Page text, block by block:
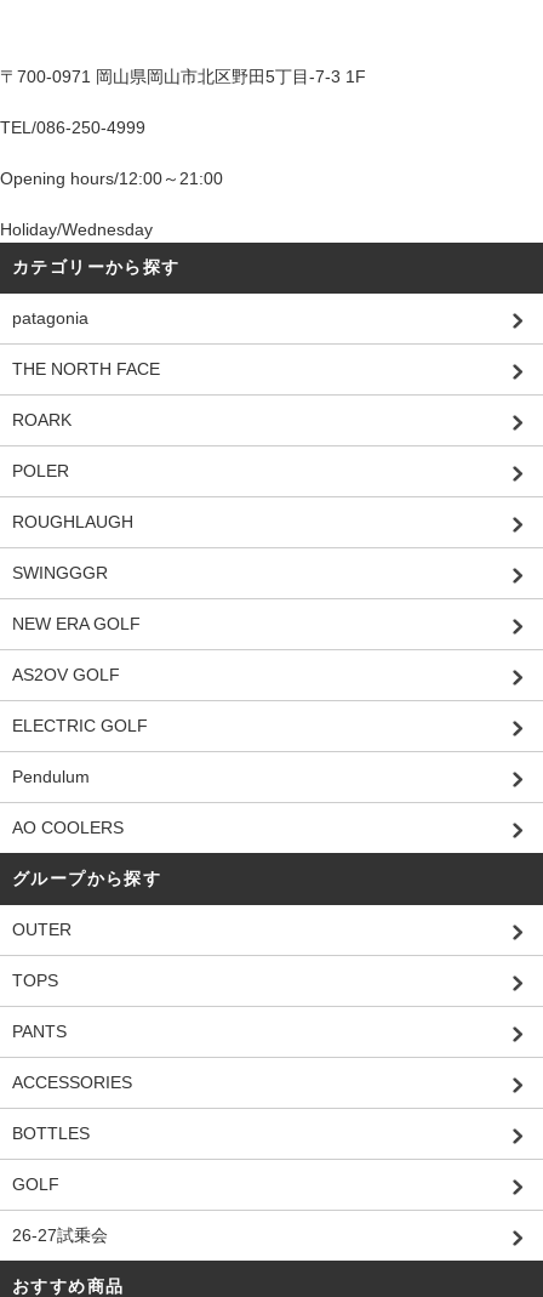
〒700-0971 岡山県岡山市北区野田5丁目-7-3 1F
TEL/086-250-4999
Opening hours/12:00～21:00
Holiday/Wednesday
カテゴリーから探す
patagonia
THE NORTH FACE
ROARK
POLER
ROUGHLAUGH
SWINGGGR
NEW ERA GOLF
AS2OV GOLF
ELECTRIC GOLF
Pendulum
AO COOLERS
グループから探す
OUTER
TOPS
PANTS
ACCESSORIES
BOTTLES
GOLF
26-27試乗会
おすすめ商品